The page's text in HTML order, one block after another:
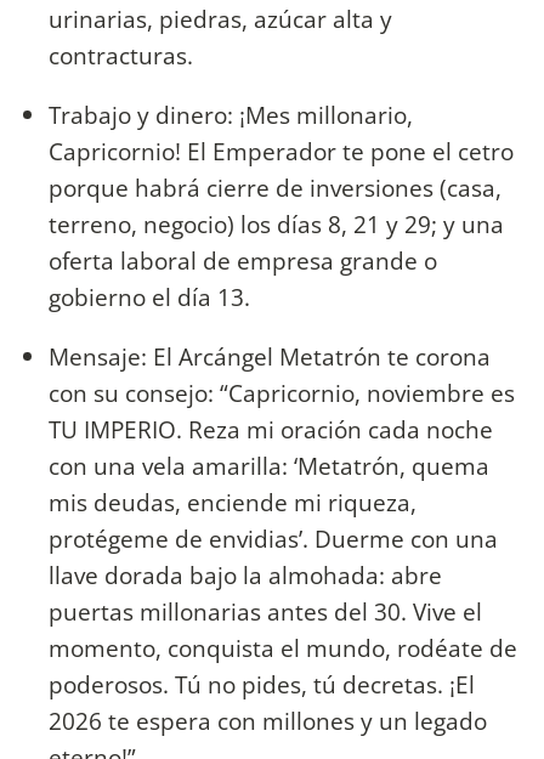
urinarias, piedras, azúcar alta y
contracturas.
Trabajo y dinero: ¡Mes millonario,
Capricornio! El Emperador te pone el cetro
porque habrá cierre de inversiones (casa,
terreno, negocio) los días 8, 21 y 29; y una
oferta laboral de empresa grande o
gobierno el día 13.
Mensaje: El Arcángel Metatrón te corona
con su consejo: “Capricornio, noviembre es
TU IMPERIO. Reza mi oración cada noche
con una vela amarilla: ‘Metatrón, quema
mis deudas, enciende mi riqueza,
protégeme de envidias’. Duerme con una
llave dorada bajo la almohada: abre
puertas millonarias antes del 30. Vive el
momento, conquista el mundo, rodéate de
poderosos. Tú no pides, tú decretas. ¡El
2026 te espera con millones y un legado